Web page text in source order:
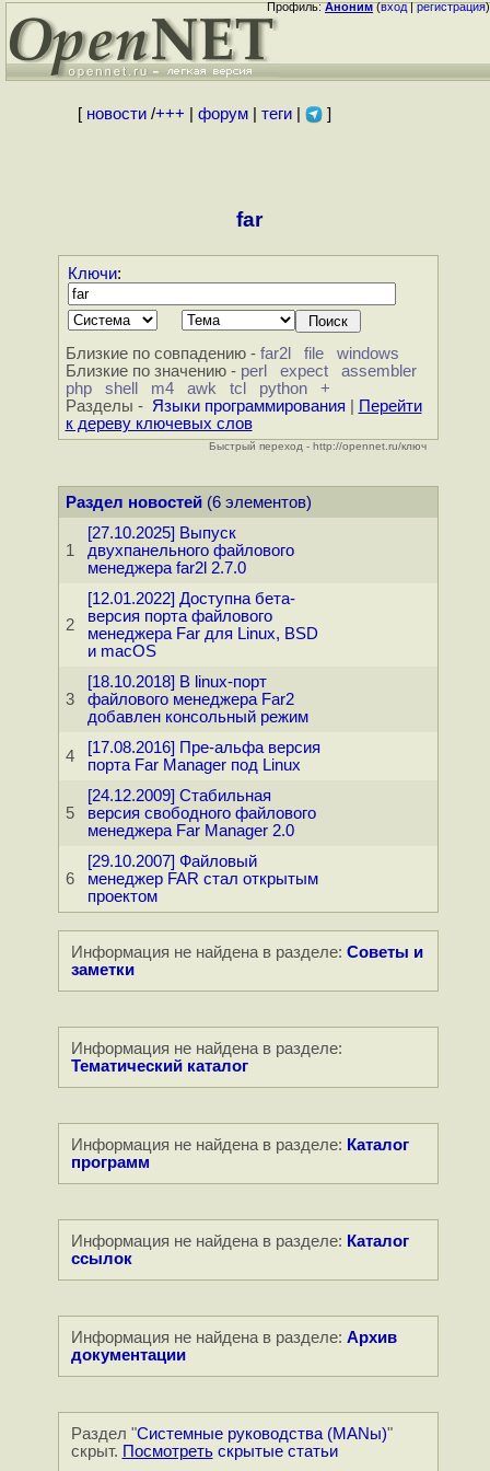
Профиль:Аноним(вход|регистрация)
[ новости/+++ форум| теги| ]
far
Ключи:
Близкие по совпадению - far2l file
windows
Близкие по значению - perl expect
assembler
php
shell m4 awk tcl python
+
Разделы - Языки программирования
Перейти
к дереву ключевых слов
Быстрый переход - http://opennet.ru/ключ
Раздел новостей(6 элементов)
1
[27.10.2025] Выпуск
двухпанельного файлового
менеджера far2l 2.7.0
2
[12.01.2022] Доступна бета-
версия порта файлового
менеджера Far для Linux, BSD
и macOS
3
[18.10.2018] В linux-порт
файлового менеджера Far2
добавлен консольный режим
4
[17.08.2016] Пре-альфа версия
порта Far Manager под Linux
5
[24.12.2009] Стабильная
версия свободного файлового
менеджера Far Manager 2.0
6
[29.10.2007] Файловый
менеджер FAR стал открытым
проектом
Информация не найдена в разделе: Советы и
заметки
Информация не найдена в разделе:
Тематический каталог
Информация не найдена в разделе: Каталог
программ
Информация не найдена в разделе: Каталог
ссылок
Информация не найдена в разделе: Архив
документации
Раздел "Системные руководства (MANы)"
скрыт. Посмотретьскрытые статьи